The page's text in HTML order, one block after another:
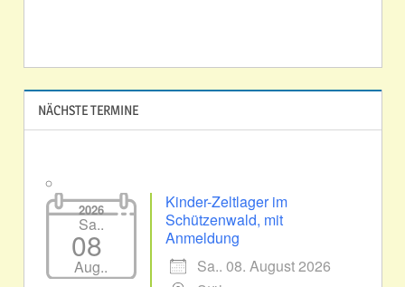
NÄCHSTE TERMINE
2026
Sa..
08
Aug..
Kinder-Zeltlager im
Schützenwald, mit
Anmeldung
Sa.. 08. August 2026